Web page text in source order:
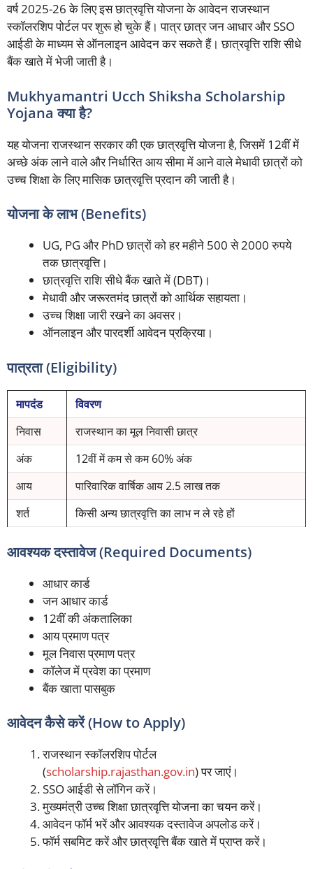
वर्ष 2025-26 के लिए इस छात्रवृत्ति योजना के आवेदन राजस्थान
स्कॉलरशिप पोर्टल पर शुरू हो चुके हैं। पात्र छात्र जन आधार और SSO
आईडी के माध्यम से ऑनलाइन आवेदन कर सकते हैं। छात्रवृत्ति राशि सीधे
बैंक खाते में भेजी जाती है।
Mukhyamantri Ucch Shiksha Scholarship
Yojana क्या है?
यह योजना राजस्थान सरकार की एक छात्रवृत्ति योजना है, जिसमें 12वीं में
अच्छे अंक लाने वाले और निर्धारित आय सीमा में आने वाले मेधावी छात्रों को
उच्च शिक्षा के लिए मासिक छात्रवृत्ति प्रदान की जाती है।
योजना के लाभ (Benefits)
UG, PG और PhD छात्रों को हर महीने 500 से 2000 रुपये
तक छात्रवृत्ति।
छात्रवृत्ति राशि सीधे बैंक खाते में (DBT)।
मेधावी और जरूरतमंद छात्रों को आर्थिक सहायता।
उच्च शिक्षा जारी रखने का अवसर।
ऑनलाइन और पारदर्शी आवेदन प्रक्रिया।
पात्रता (Eligibility)
मापदंड
विवरण
निवास
राजस्थान का मूल निवासी छात्र
अंक
12वीं में कम से कम 60% अंक
आय
पारिवारिक वार्षिक आय 2.5 लाख तक
शर्त
किसी अन्य छात्रवृत्ति का लाभ न ले रहे हों
आवश्यक दस्तावेज (Required Documents)
आधार कार्ड
जन आधार कार्ड
12वीं की अंकतालिका
आय प्रमाण पत्र
मूल निवास प्रमाण पत्र
कॉलेज में प्रवेश का प्रमाण
बैंक खाता पासबुक
आवेदन कैसे करें (How to Apply)
राजस्थान स्कॉलरशिप पोर्टल
(scholarship.rajasthan.gov.in) पर जाएं।
SSO आईडी से लॉगिन करें।
मुख्यमंत्री उच्च शिक्षा छात्रवृत्ति योजना का चयन करें।
आवेदन फॉर्म भरें और आवश्यक दस्तावेज अपलोड करें।
फॉर्म सबमिट करें और छात्रवृत्ति बैंक खाते में प्राप्त करें।